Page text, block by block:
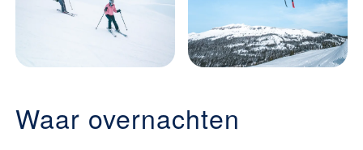
Waar overnachten